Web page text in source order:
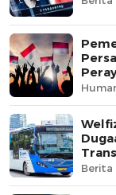
Berita